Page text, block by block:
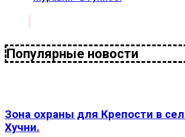
Популярные новости
Зона охраны для Крепости в
Хучни.